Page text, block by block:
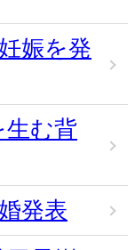
娠を発
生む背
発表